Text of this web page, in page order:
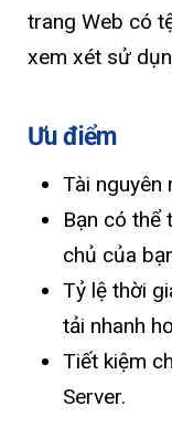
trang Web có
xem xét sử
Ưu điểm
Tài nguyên
Bạn có thể
chủ của
Tỷ lệ thời
tải nhanh
Tiết kiệm
Server.